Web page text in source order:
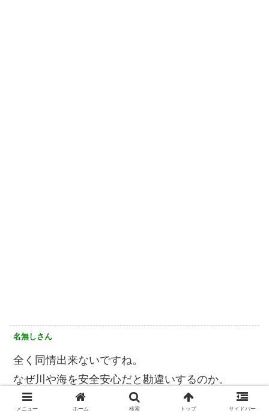
名無しさん
全く同情出来ないですね。
なぜ川や海を安全安心だと勘違いするのか。
特に川や湖は淡水だから浮力は海より低いから浮
メニュー ホーム 検索 トップ サイドバー